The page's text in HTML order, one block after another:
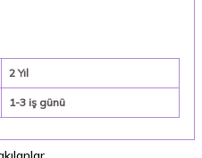
2 Yıl
1-3 iş günü